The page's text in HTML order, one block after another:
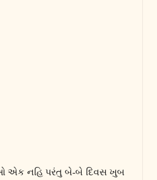
એક નહિ પરંતુ બે-બે દિવસ ખુબ